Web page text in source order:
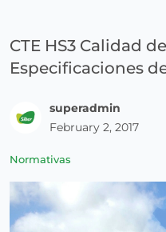
CTE HS3 Calidad
Especificaciones
superadmin
February 2, 2017
Normativas